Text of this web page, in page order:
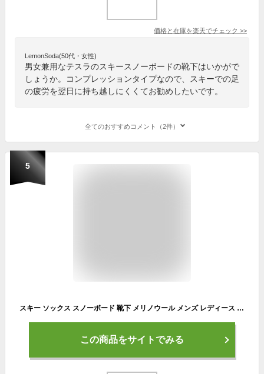
価格と在庫を楽天でチェック >>
LemonSoda(50代・女性)
男女兼用なテスラのスキースノーボードの靴下はいかがで
しょうか。コンプレッションタイプなので、スキーでの足
の疲労を翌日に持ち越しにくくてお勧めしたいです。
全てのおすすめコメント（2件）
5
スキー ソックス スノーボード 靴下 メリノウール メンズ レディース スノーボード ソックス 段階着圧 厚手 暖い ズレにくいデザイン 抗菌防臭 吸汗速乾 ウィンタースポーツ 登山用 冬用靴下 ハイソックス 毛玉防止
この商品をサイトでみる